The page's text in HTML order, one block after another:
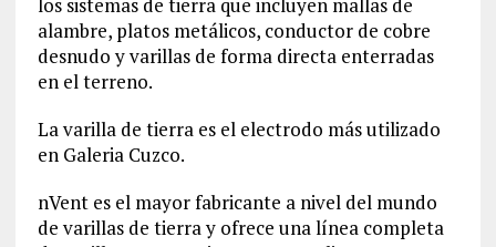
los sistemas de tierra que incluyen mallas de
alambre, platos metálicos, conductor de cobre
desnudo y varillas de forma directa enterradas
en el terreno.
La varilla de tierra es el electrodo más utilizado
en Galeria Cuzco.
nVent es el mayor fabricante a nivel del mundo
de varillas de tierra y ofrece una línea completa